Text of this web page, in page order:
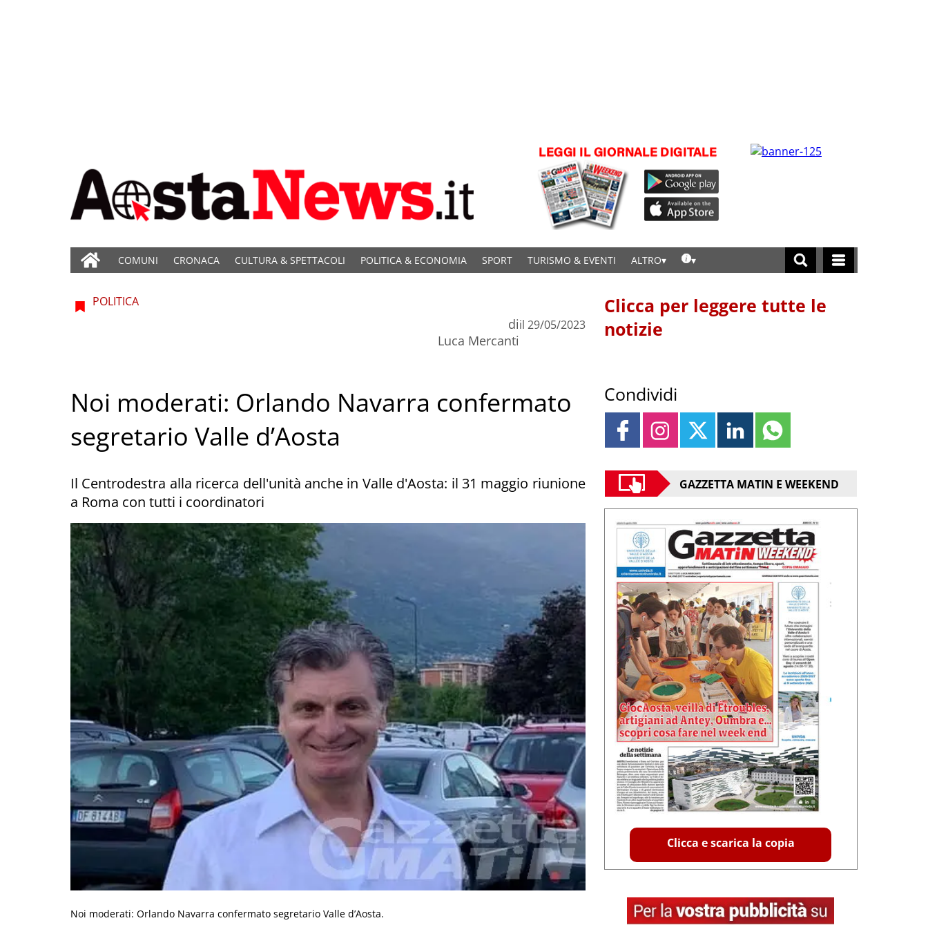
COMUNI CRONACA CULTURA & SPETTACOLI POLITICA & ECONOMIA SPORT TURISMO & EVENTI ALTRO
POLITICA
di
Luca Mercanti
il 29/05/2023
Noi moderati: Orlando Navarra confermato
segretario Valle d’Aosta
Il Centrodestra alla ricerca dell'unità anche in Valle d'Aosta: il 31 maggio riunione
a Roma con tutti i coordinatori
Noi moderati: Orlando Navarra confermato segretario Valle d’Aosta.
Clicca per leggere tutte le
notizie
Condividi
GAZZETTA MATIN E WEEKEND
Clicca e scarica la copia